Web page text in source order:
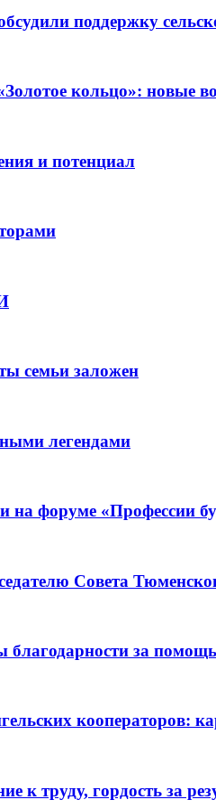
поддержку
кольцо»: новые
и потенциал
семьи заложен
легендами
форуме «Профессии
Совета
за
кооператоров:
к труду, гордость за